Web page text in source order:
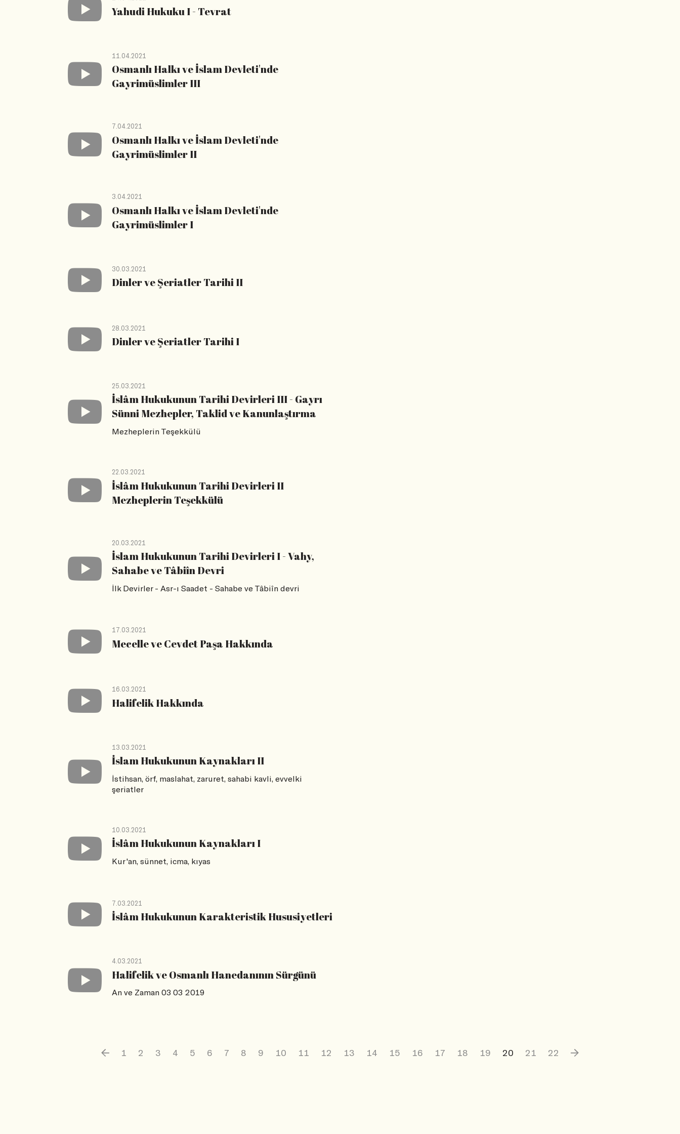
Yahudi Hukuku I - Tevrat
11.04.2021
Osmanlı Halkı ve İslam Devleti'nde
Gayrimüslimler III
7.04.2021
Osmanlı Halkı ve İslam Devleti'nde
Gayrimüslimler II
3.04.2021
Osmanlı Halkı ve İslam Devleti'nde
Gayrimüslimler I
30.03.2021
Dinler ve Şeriatler Tarihi II
28.03.2021
Dinler ve Şeriatler Tarihi I
25.03.2021
İslâm Hukukunun Tarihi Devirleri III - Gayrı
Sünni Mezhepler, Taklid ve Kanunlaştırma
Mezheplerin Teşekkülü
22.03.2021
İslâm Hukukunun Tarihi Devirleri II
Mezheplerin Teşekkülü
20.03.2021
İslam Hukukunun Tarihi Devirleri I - Vahy,
Sahabe ve Tâbiîn Devri
İlk Devirler - Asr-ı Saadet - Sahabe ve Tâbiîn devri
17.03.2021
Mecelle ve Cevdet Paşa Hakkında
16.03.2021
Halifelik Hakkında
13.03.2021
İslam Hukukunun Kaynakları II
İstihsan, örf, maslahat, zaruret, sahabi kavli, evvelki
şeriatler
10.03.2021
İslâm Hukukunun Kaynakları I
Kur'an, sünnet, icma, kıyas
7.03.2021
İslâm Hukukunun Karakteristik Hususiyetleri
4.03.2021
Halifelik ve Osmanlı Hanedanının Sürgünü
An ve Zaman 03 03 2019
1 2 3 4 5 6 7 8 9 10 11 12 13 14 15 16 17 18 19 20 21 22